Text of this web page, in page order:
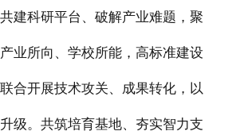
建科研平台、破解产业难题，聚
业所向、学校所能，高标准建设
合开展技术攻关、成果转化，以
级。共筑培育基地、夯实智力支